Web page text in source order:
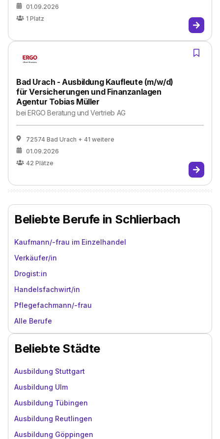
01.09.2026
1 Platz
Bad Urach - Ausbildung Kaufleute (m/w/d)
für Versicherungen und Finanzanlagen
Agentur Tobias Müller
beiERGO Beratung und Vertrieb AG
72574 Bad Urach + 41 weitere
01.09.2026
42 Plätze
Beliebte Berufe in Schlierbach
Kaufmann/-frau im Einzelhandel
Verkäufer/in
Drogist:in
Handelsfachwirt/in
Pflegefachmann/-frau
Alle Berufe
Beliebte Städte
Ausbildung Stuttgart
Ausbildung Ulm
Ausbildung Tübingen
Ausbildung Reutlingen
Ausbildung Göppingen